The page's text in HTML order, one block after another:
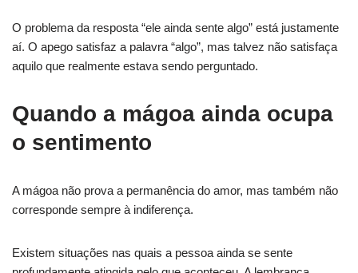
O problema da resposta “ele ainda sente algo” está justamente
aí. O apego satisfaz a palavra “algo”, mas talvez não satisfaça
aquilo que realmente estava sendo perguntado.
Quando a mágoa ainda ocupa
o sentimento
A mágoa não prova a permanência do amor, mas também não
corresponde sempre à indiferença.
Existem situações nas quais a pessoa ainda se sente